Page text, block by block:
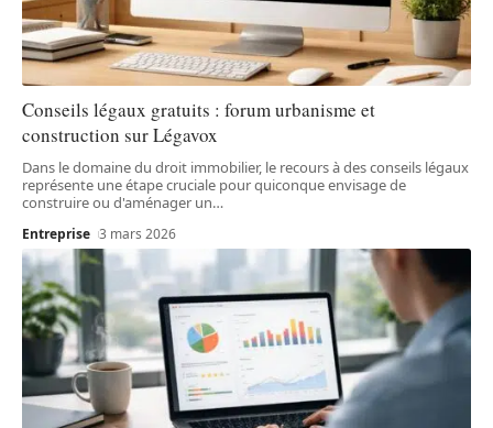
Conseils légaux gratuits : forum urbanisme et
construction sur Légavox
Dans le domaine du droit immobilier, le recours à des conseils légaux
représente une étape cruciale pour quiconque envisage de
construire ou d'aménager un…
Entreprise 3 mars 2026